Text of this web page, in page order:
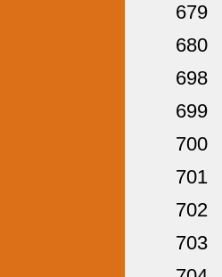
679
680
698
699
700
701
702
703